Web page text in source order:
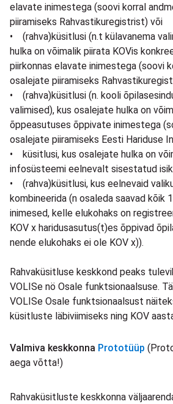
elavate inimestega (soovi korral
piiramiseks Rahvastikuregistrist) või
• (rahva)küsitlusi (n.t külavanema
hulka on võimalik piirata KOVis
piirkonnas elavate inimestega (soovi
osalejate piiramiseks
• (rahva)küsitlusi (n. kooli
valimised), kus osalejate hulka on
õppeasutuses õppivate inimestega
osalejate piiramiseks Eesti Hariduse
• küsitlusi, kus osalejate hulka on
infosüsteemi eelnevalt sisestatud
• (rahva)küsitlusi, kus eelnevaid
kombineerida (n osaleda saavad kõik
inimesed, kelle elukohaks on
KOV x haridusasutus(t)es õppivad
nende elukohaks ei ole KOV x)).
Rahvaküsitluse keskkond peaks
VOLISe nö Osale funktsionaalsuse.
VOLISe Osale funktsionaalsust
küsitluste läbiviimiseks ning KOV
Valmiva keskkonna Prototüüp
aega võtta!)
Rahvaküsitluste keskkonna